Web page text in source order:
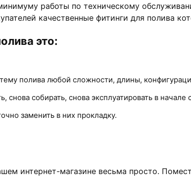
работы по техническому
качественные фитинги для полива
это:
полива любой сложности, длины,
снова собирать, снова эксплуатировать в
заменить в них прокладку.
интернет-магазине весьма просто.